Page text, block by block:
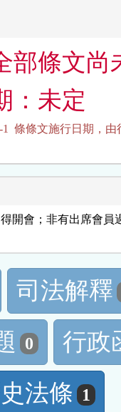
部條文尚
：未定
條條文施行日期，由
開會；非有出席會員
司法解釋
0
行政
法條 1